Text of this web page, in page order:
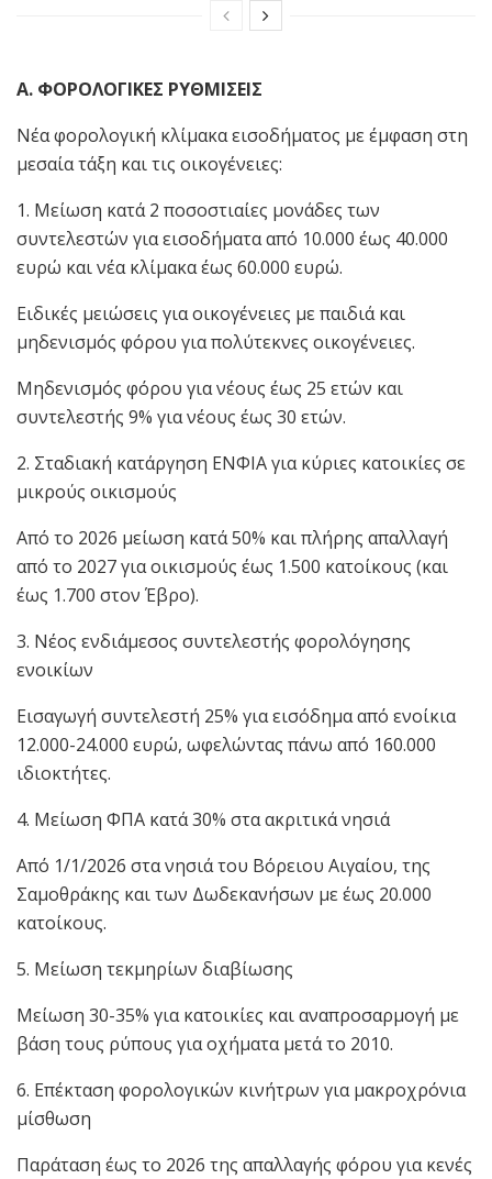
Α. ΦΟΡΟΛΟΓΙΚΕΣ ΡΥΘΜΙΣΕΙΣ
Νέα φορολογική κλίμακα εισοδήματος με έμφαση στη
μεσαία τάξη και τις οικογένειες:
1. Μείωση κατά 2 ποσοστιαίες μονάδες των
συντελεστών για εισοδήματα από 10.000 έως 40.000
ευρώ και νέα κλίμακα έως 60.000 ευρώ.
Ειδικές μειώσεις για οικογένειες με παιδιά και
μηδενισμός φόρου για πολύτεκνες οικογένειες.
Μηδενισμός φόρου για νέους έως 25 ετών και
συντελεστής 9% για νέους έως 30 ετών.
2. Σταδιακή κατάργηση ΕΝΦΙΑ για κύριες κατοικίες σε
μικρούς οικισμούς
Από το 2026 μείωση κατά 50% και πλήρης απαλλαγή
από το 2027 για οικισμούς έως 1.500 κατοίκους (και
έως 1.700 στον Έβρο).
3. Νέος ενδιάμεσος συντελεστής φορολόγησης
ενοικίων
Εισαγωγή συντελεστή 25% για εισόδημα από ενοίκια
12.000-24.000 ευρώ, ωφελώντας πάνω από 160.000
ιδιοκτήτες.
4. Μείωση ΦΠΑ κατά 30% στα ακριτικά νησιά
Από 1/1/2026 στα νησιά του Βόρειου Αιγαίου, της
Σαμοθράκης και των Δωδεκανήσων με έως 20.000
κατοίκους.
5. Μείωση τεκμηρίων διαβίωσης
Μείωση 30-35% για κατοικίες και αναπροσαρμογή με
βάση τους ρύπους για οχήματα μετά το 2010.
6. Επέκταση φορολογικών κινήτρων για μακροχρόνια
μίσθωση
Παράταση έως το 2026 της απαλλαγής φόρου για κενές